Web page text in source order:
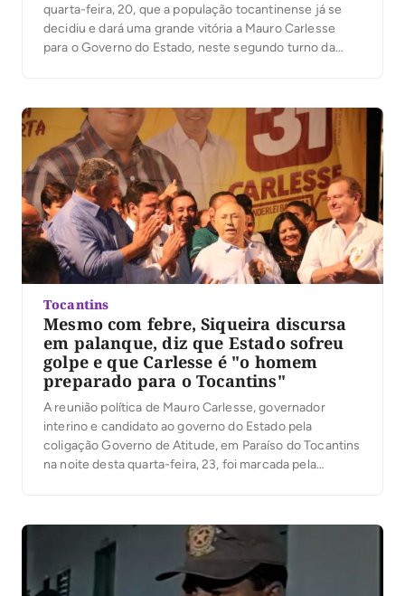
quarta-feira, 20, que a população tocantinense já se
decidiu e dará uma grande vitória a Mauro Carlesse
para o Governo do Estado, neste segundo turno da
efetivação de Mauro Carlesse no cargo de Governador
[…]
Tocantins
Mesmo com febre, Siqueira discursa
em palanque, diz que Estado sofreu
golpe e que Carlesse é "o homem
preparado para o Tocantins"
A reunião política de Mauro Carlesse, governador
interino e candidato ao governo do Estado pela
coligação Governo de Atitude, em Paraíso do Tocantins
na noite desta quarta-feira, 23, foi marcada pela
do palanque e emocionou politicos e comunidade. “Eu